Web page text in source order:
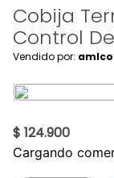
Cobija
Control
Vendido por:
$ 124.900
Cargando